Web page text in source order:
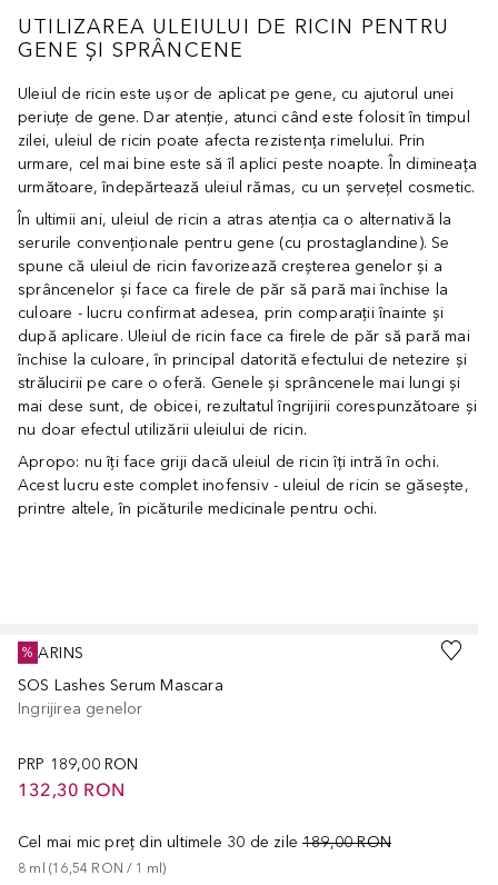
UTILIZAREA ULEIULUI DE RICIN PENTRU
GENE ȘI SPRÂNCENE
Uleiul de ricin este ușor de aplicat pe gene, cu ajutorul unei
periuțe de gene. Dar atenție, atunci când este folosit în timpul
zilei, uleiul de ricin poate afecta rezistența rimelului. Prin
urmare, cel mai bine este să îl aplici peste noapte. În dimineața
următoare, îndepărtează uleiul rămas, cu un șervețel cosmetic.
În ultimii ani, uleiul de ricin a atras atenția ca o alternativă la
serurile convenționale pentru gene (cu prostaglandine). Se
spune că uleiul de ricin favorizează creșterea genelor și a
sprâncenelor și face ca firele de păr să pară mai închise la
culoare - lucru confirmat adesea, prin comparații înainte și
după aplicare. Uleiul de ricin face ca firele de păr să pară mai
închise la culoare, în principal datorită efectului de netezire și
strălucirii pe care o oferă. Genele și sprâncenele mai lungi și
mai dese sunt, de obicei, rezultatul îngrijirii corespunzătoare și
nu doar efectul utilizării uleiului de ricin.
Apropo: nu îți face griji dacă uleiul de ricin îți intră în ochi.
Acest lucru este complet inofensiv - uleiul de ricin se găsește,
printre altele, în picăturile medicinale pentru ochi.
CLARINS
SOS Lashes Serum Mascara
Ingrijirea genelor
PRP 189,00 RON
132,30 RON
Cel mai mic preț din ultimele 30 de zile 189,00 RON
8 ml (16,54 RON / 1 ml)
%